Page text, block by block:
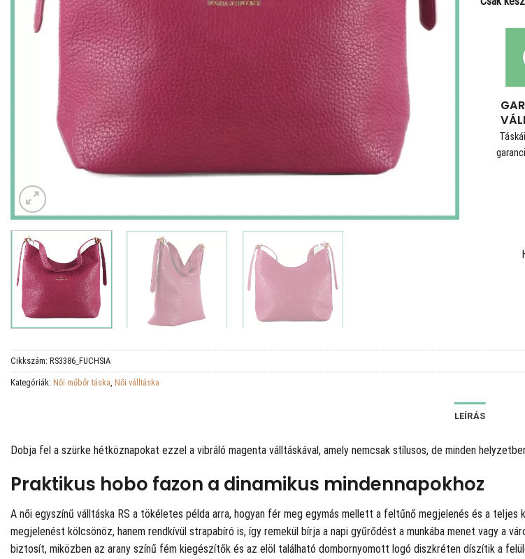
Cikkszám: RS3386_FUCHSIA
Kategóriák: Női műbőr táska Női válltáska
LEÍRÁS
Dobja fel a szürke hétköznapokat ezzel a vibráló magenta válltáskával, amely nemcsak stílusos, de minden
Praktikus hobo fazon a dinamikus mindennapokhoz
A női egyszínű válltáska RS a tökéletes példa arra, hogyan fér meg egymás mellett a feltűnő megjelenés és a
megjelenést kölcsönöz, hanem rendkívül strapabíró is, így remekül bírja a napi gyűrődést a munkába menet vagy a
biztosít, miközben az arany színű fém kiegészítők és az elöl található dombornyomott logó diszkréten díszítik a